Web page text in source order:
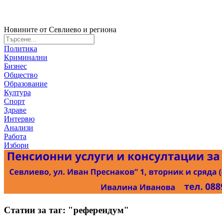
Новините от Севлиево и региона
Политика
Криминални
Бизнес
Общество
Образование
Култура
Спорт
Здраве
Интервю
Анализи
Работа
Избори
Статии за таг: "референдум"